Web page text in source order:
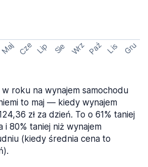
Maj Cze Lip Sie Wrz Paź Lis Gru
w roku na wynajem samochodu
to maj — kiedy wynajem
zł za dzień. To o 61% taniej
i 80% taniej niż wynajem
(kiedy średnia cena to